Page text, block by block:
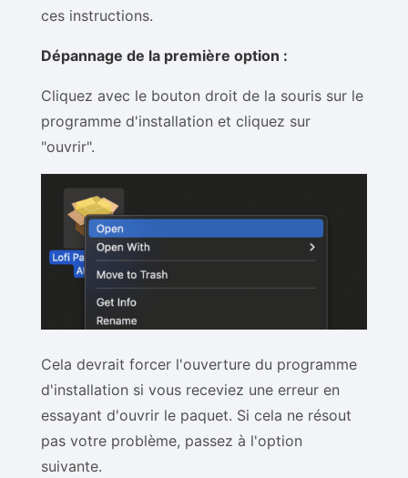
ces instructions.
Dépannage de la première option :
Cliquez avec le bouton droit de la souris sur le
programme d'installation et cliquez sur
"ouvrir".
Cela devrait forcer l'ouverture du programme
d'installation si vous receviez une erreur en
essayant d'ouvrir le paquet. Si cela ne résout
pas votre problème, passez à l'option
suivante.